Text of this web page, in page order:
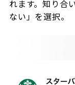
れます。知り合
ない」を選択。